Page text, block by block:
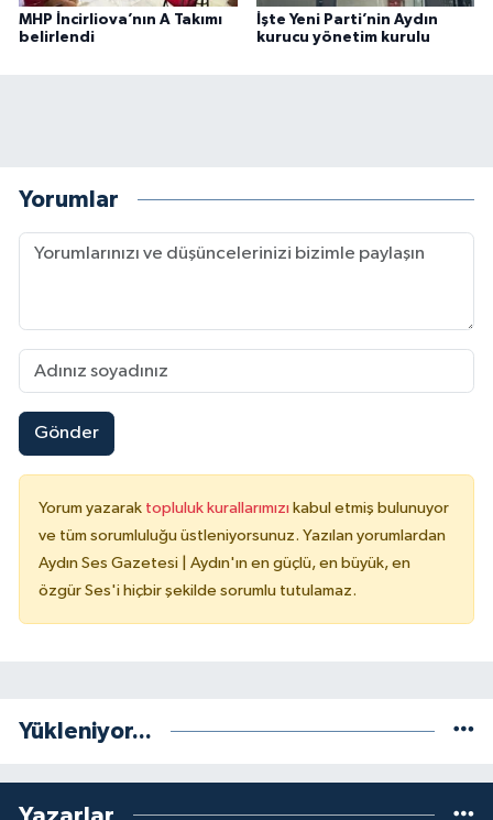
MHP İncirliova’nın A Takımı
belirlendi
İşte Yeni Parti’nin Aydın
kurucu yönetim kurulu
Yorumlar
Gönder
Yorum yazarak topluluk kurallarımızı kabul etmiş bulunuyor
ve tüm sorumluluğu üstleniyorsunuz. Yazılan yorumlardan
Aydın Ses Gazetesi | Aydın'ın en güçlü, en büyük, en
özgür Ses'i hiçbir şekilde sorumlu tutulamaz.
Yükleniyor...